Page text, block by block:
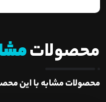
محصولات
محصولات مشابه با این